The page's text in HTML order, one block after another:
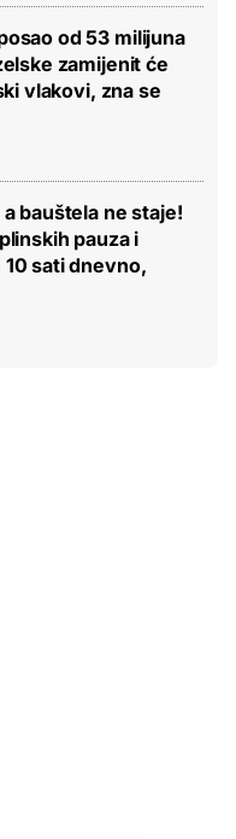
od 53 milijuna
zamijenit će
vlakovi, zna se
bauštela ne staje!
pauza i
sati dnevno,